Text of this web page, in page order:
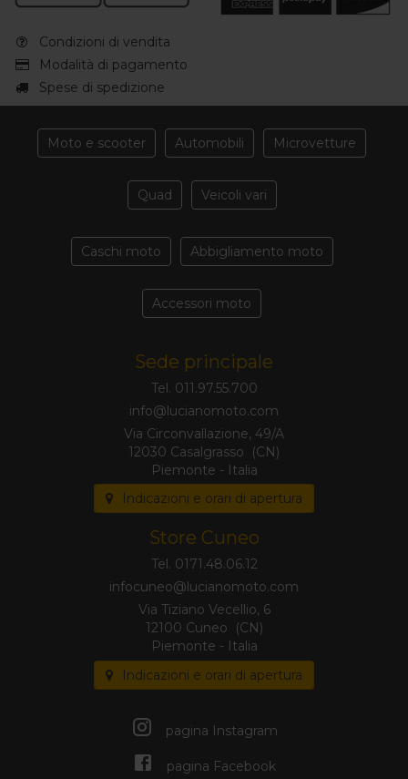
Condizioni di vendita
Modalità di pagamento
Spese di spedizione
Moto e scooter Automobili Microvetture
Quad Veicoli vari
Caschi moto Abbigliamento moto
Accessori moto
Sede principale
Tel. 011.97.55.700
Via Circonvallazione, 49/A
12030 Casalgrasso (CN)
Piemonte - Italia
Indicazioni e orari di apertura
Store Cuneo
Tel. 0171.48.06.12
Via Tiziano Vecellio, 6
12100 Cuneo (CN)
Piemonte - Italia
Indicazioni e orari di apertura
pagina Instagram
pagina Facebook